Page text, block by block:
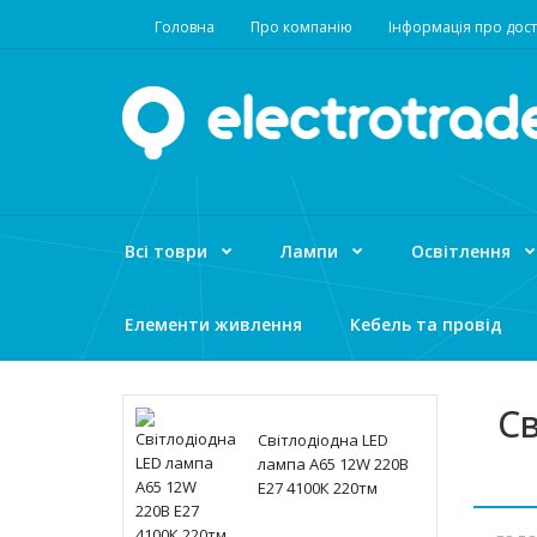
Головна Про компанію Інформація про
Всі товри Лампи Освітлення
Елементи живлення Кебель та провід
Світлодіодна LED
лампа A65 12W 220В
E27 4100К 220тм